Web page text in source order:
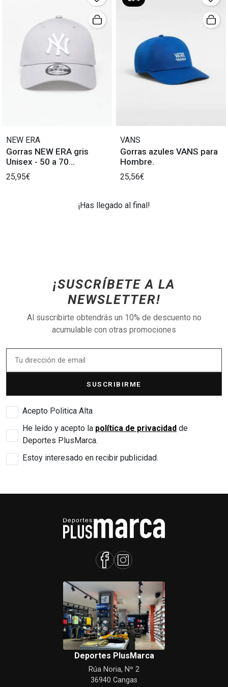
NEW ERA
Gorras NEW ERA gris
Unisex - 50 a 70
caracteres.
25,95€
VANS
Gorras azules VANS para
Hombre.
25,56€
¡Has llegado al final!
¡SUSCRÍBETE A LA
NEWSLETTER!
Al suscribirte obtendrás un 10% de descuento no
acumulable con otras promociones
SUSCRIBIRME
Acepto Politica Alta
He leído y acepto la política de privacidad de
Deportes PlusMarca.
Estoy interesado en recibir publicidad.
Deportes PlusMarca
Rúa Noria, Nº 2
36940 Cangas